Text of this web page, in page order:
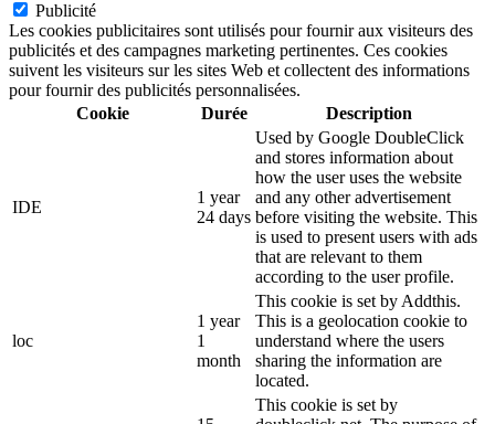
Publicité
Les cookies publicitaires sont utilisés pour fournir aux visiteurs des
publicités et des campagnes marketing pertinentes. Ces cookies
suivent les visiteurs sur les sites Web et collectent des informations
pour fournir des publicités personnalisées.
Cookie
Durée Description
IDE
1 year
24 days
Used by Google DoubleClick
and stores information about
how the user uses the website
and any other advertisement
before visiting the website. This
is used to present users with ads
that are relevant to them
according to the user profile.
loc
1 year
1
month
This cookie is set by Addthis.
This is a geolocation cookie to
understand where the users
sharing the information are
located.
This cookie is set by